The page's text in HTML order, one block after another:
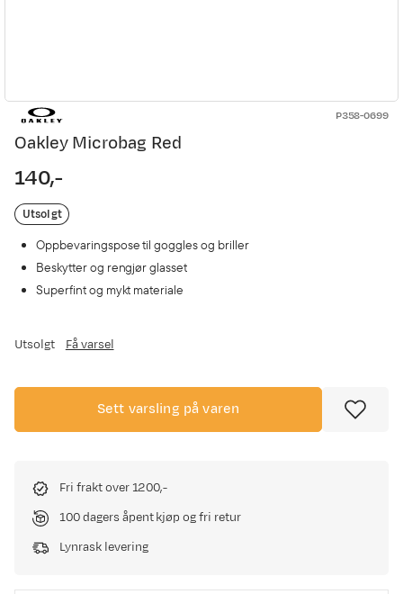
P358-0699
Oakley Microbag Red
price
140,-
Utsolgt
Oppbevaringspose til goggles og briller
Beskytter og rengjør glasset
Superfint og mykt materiale
Utsolgt Få varsel
Sett varsling på varen
Fri frakt over 1200,-
100 dagers åpent kjøp og fri retur
Lynrask levering